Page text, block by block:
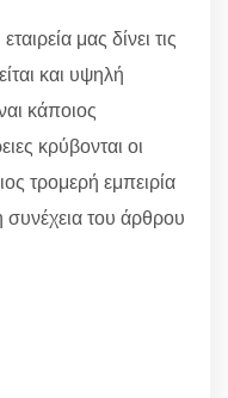
μας δίνει τις
και υψηλή
κάποιος
κρύβονται οι
τρομερή εμπειρία
συνέχεια του άρθρου